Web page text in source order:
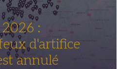
:
d'artifice
annulé